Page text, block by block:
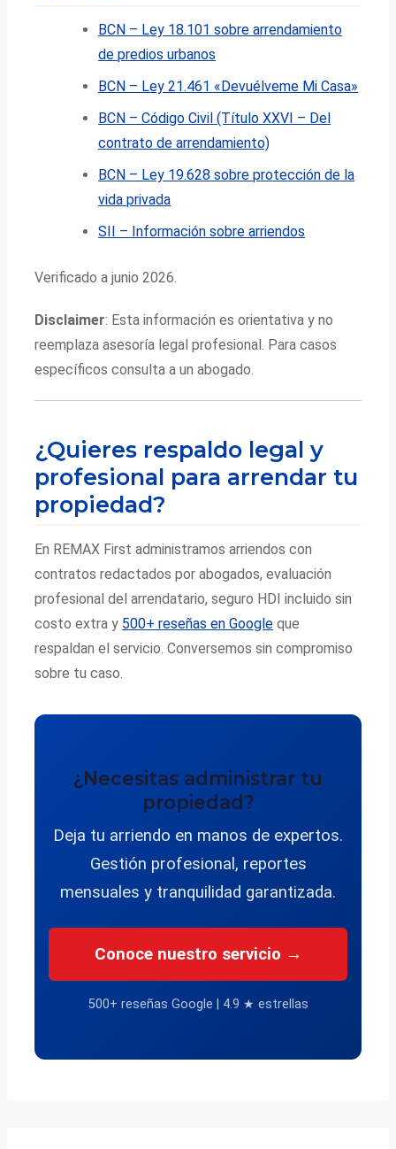
BCN – Ley 18.101 sobre arrendamiento
de predios urbanos
BCN – Ley 21.461 «Devuélveme Mi Casa»
BCN – Código Civil (Título XXVI – Del
contrato de arrendamiento)
BCN – Ley 19.628 sobre protección de la
vida privada
SII – Información sobre arriendos
Verificado a junio 2026.
Disclaimer: Esta información es orientativa y no
reemplaza asesoría legal profesional. Para casos
específicos consulta a un abogado.
¿Quieres respaldo legal y
profesional para arrendar tu
propiedad?
En REMAX First administramos arriendos con
contratos redactados por abogados, evaluación
profesional del arrendatario, seguro HDI incluido sin
costo extra y 500+ reseñas en Google que
respaldan el servicio. Conversemos sin compromiso
sobre tu caso.
¿Necesitas administrar tu
propiedad?
Deja tu arriendo en manos de expertos.
Gestión profesional, reportes
mensuales y tranquilidad garantizada.
Conoce nuestro servicio →
500+ reseñas Google | 4.9 ★ estrellas